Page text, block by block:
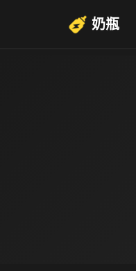
奶瓶